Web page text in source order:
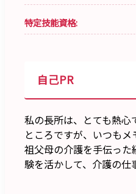
特定技能資格:
自己PR
私の長所は、とても熱
ところですが、いつも
祖父母の介護を手伝っ
験を活かして、介護の